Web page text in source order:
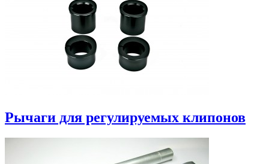
Рычаги для регулируемых клипонов